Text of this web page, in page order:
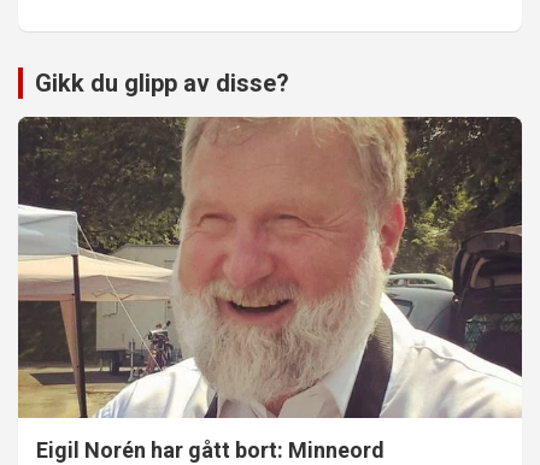
Gikk du glipp av disse?
Eigil Norén har gått bort: Minneord